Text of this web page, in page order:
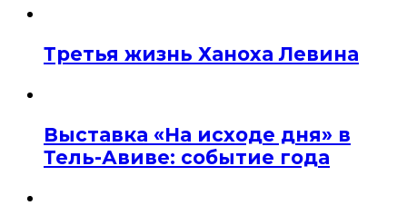
Третья жизнь Ханоха Левина
Выставка «На исходе дня» в
Тель-Авиве: событие года